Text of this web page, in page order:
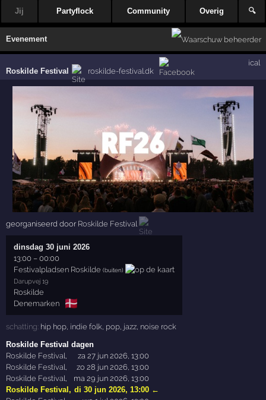
Jij Partyflock Community Overig 🔍
Evenement
Roskilde Festival roskilde-festival.dk
ical
georganiseerd door Roskilde Festival
dinsdag 30 juni 2026
13:00 –00:00
Festivalpladsen Roskilde (buiten)
Darupvej 19
Roskilde
Denemarken
🇩🇰
schatting: hip hop, indie folk, pop, jazz, noise rock
Roskilde Festival dagen
Roskilde Festival
za 27 jun 2026, 13:00
Roskilde Festival
zo 28 jun 2026, 13:00
Roskilde Festival
ma 29 jun 2026, 13:00
Roskilde Festival, di 30 jun 2026, 13:00 ←